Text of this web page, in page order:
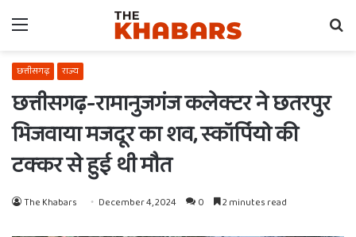
Menu
छत्तीसगढ़ राज्य
छत्तीसगढ़-रामानुजगंज कलेक्टर ने छतरपुर
भिजवाया मजदूर का शव, स्कॉर्पियो की
टक्कर से हुई थी मौत
The Khabars December 4, 2024 0 2 minutes read